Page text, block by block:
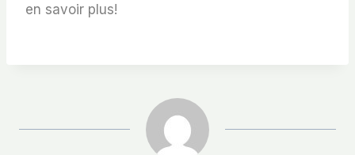
en savoir plus!